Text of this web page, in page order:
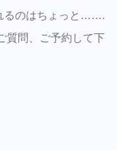
るのはちょっと…….
質問、ご予約して下